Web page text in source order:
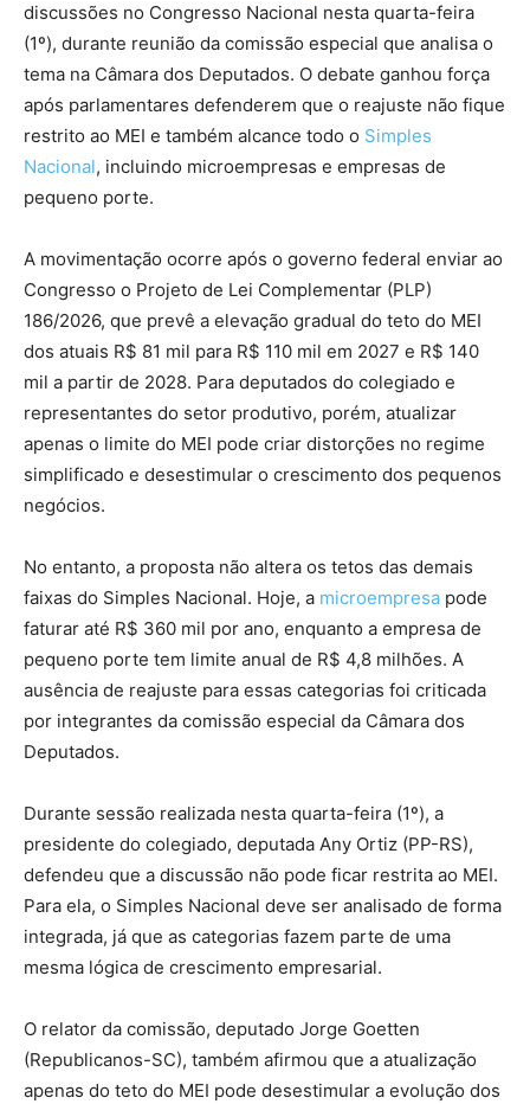
discussões no Congresso Nacional nesta quarta-feira
(1º), durante reunião da comissão especial que analisa o
tema na Câmara dos Deputados. O debate ganhou força
após parlamentares defenderem que o reajuste não fique
restrito ao MEI e também alcance todo o Simples
Nacional, incluindo microempresas e empresas de
pequeno porte.
A movimentação ocorre após o governo federal enviar ao
Congresso o Projeto de Lei Complementar (PLP)
186/2026, que prevê a elevação gradual do teto do MEI
dos atuais R$ 81 mil para R$ 110 mil em 2027 e R$ 140
mil a partir de 2028. Para deputados do colegiado e
representantes do setor produtivo, porém, atualizar
apenas o limite do MEI pode criar distorções no regime
simplificado e desestimular o crescimento dos pequenos
negócios.
No entanto, a proposta não altera os tetos das demais
faixas do Simples Nacional. Hoje, a microempresa pode
faturar até R$ 360 mil por ano, enquanto a empresa de
pequeno porte tem limite anual de R$ 4,8 milhões. A
ausência de reajuste para essas categorias foi criticada
por integrantes da comissão especial da Câmara dos
Deputados.
Durante sessão realizada nesta quarta-feira (1º), a
presidente do colegiado, deputada Any Ortiz (PP-RS),
defendeu que a discussão não pode ficar restrita ao MEI.
Para ela, o Simples Nacional deve ser analisado de forma
integrada, já que as categorias fazem parte de uma
mesma lógica de crescimento empresarial.
O relator da comissão, deputado Jorge Goetten
(Republicanos-SC), também afirmou que a atualização
apenas do teto do MEI pode desestimular a evolução dos